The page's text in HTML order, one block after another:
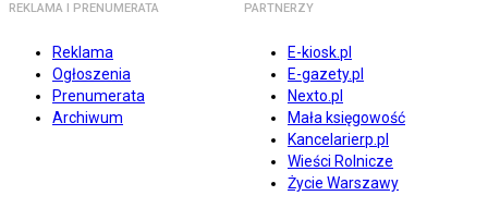
REKLAMA I PRENUMERATA
Reklama
Ogłoszenia
Prenumerata
Archiwum
PARTNERZY
E-kiosk.pl
E-gazety.pl
Nexto.pl
Mała księgowość
Kancelarierp.pl
Wieści Rolnicze
Życie Warszawy